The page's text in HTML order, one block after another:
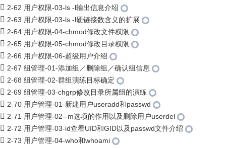
2-62 用户权限-03-ls -l输出信息介绍
2-63 用户权限-03-ls -l硬链接数含义的扩展
2-64 用户权限-04-chmod修改文件权限
2-65 用户权限-05-chmod修改目录权限
2-66 用户权限-06-超级用户介绍
2-67 组管理-01-添加组／删除组／确认组信息
2-68 组管理-02-群组演练目标确定
2-69 组管理-03-chgrp修改目录所属组的演练
2-70 用户管理-01-新建用户useradd和passwd
2-71 用户管理-02--m选项的作用以及删除用户userdel
2-72 用户管理-03-id查看UID和GID以及passwd文件介绍
2-73 用户管理-04-who和whoami